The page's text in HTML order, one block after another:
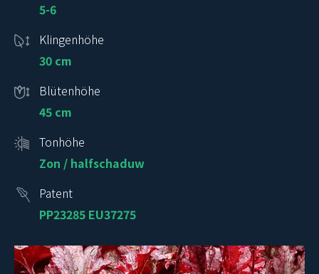
5-6
Klingenhöhe
30 cm
Blütenhöhe
45 cm
Tonhöhe
Zon / halfschaduw
Patent
PP23285 EU37275